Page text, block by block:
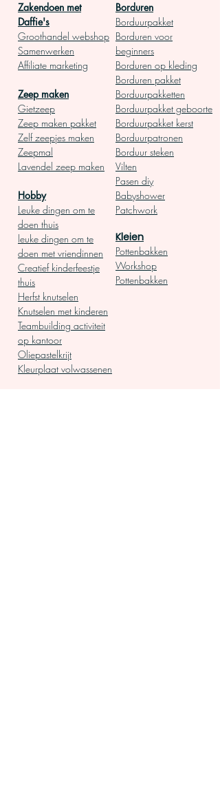
Zakendoen met
Daffie's
Groothandel webshop
Samenwerken
Affiliate marketing
Zeep maken
Gietzeep
Zeep maken pakket
Zelf zeepjes maken
Zeepmal
Lavendel zeep maken
Hobby
Leuke dingen om te
doen thuis
leuke dingen om te
doen met vriendinnen
Creatief kinderfeestje
thuis
Herfst knutselen
Knutselen met kinderen
Teambuilding activiteit
op kantoor
Oliepastelkrijt
Kleurplaat volwassenen
Borduren
Borduurpakket
Borduren voor
beginners
Borduren op kleding
Borduren pakket
Borduurpakketten
Borduurpakket geboorte
Borduurpakket kerst
Borduurpatronen
Borduur steken
Vilten
Pasen diy
Babyshower
Patchwork
Kleien
Pottenbakken
Workshop
Pottenbakken